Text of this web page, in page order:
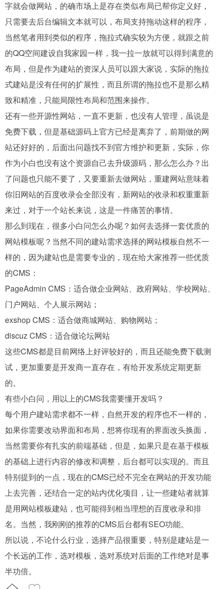
字就会做网站，的确市场上是存在类似布局已帮你定义好，
只需要去后台编辑文本就可以，布局支持拖动这样的程序，
当然笔者用到类似的程序， 拖拉式确实较为方便，就跟之前
的QQ空间建设自我家园一样，我一拉一放就可以得到满意的
布局，但是作为建站的资深人员可以跟大家说，实际的拖拉
式建站是没有任何的扩展性，而且所谓的拖拉也不是那么精
致和精准，只能局限性布局和范围来操作。
还有一些开源性网站，一直不更新，也没有人管理，虽说是
免费下载，但是基础源码上官方已经是离弃了，前期做的网
站还好好的，后面出问题找不到官方维护和更新，实际，你
作为小白也没有这个资源自己去升级源码，那么怎么办？出
了问题也只能不要了，又要重新去做网站，重建网站意味着
你旧网站的百度收录会全部没有，新网站的收录和权重重新
来过，对于一个站长来说，这是一件痛苦的事情。
那么到现在，很多小白问怎么办呢？如何去选择一套优质的
网站模板呢？当然不同的建站需求选择的网站模板自然不一
样的，因为建站也是需要专业的，现在给大家推荐一些优质
的CMS：
PageAdmin CMS：适合做企业网站、政府网站、学校网站、
门户网站、个人展示网站；
exshop CMS：适合做商城网站、购物网站；
discuz CMS：适合做论坛网站
这些CMS都是目前网络上好评较好的，而且还能免费下载测
试，更加重要是开发商一直存在，有给开发系统定期更新
的。
有些小白问，用以上的CMS我需要懂开发吗？
每个用户建站需求都不一样，自然开发的程序也不一样的，
如果你需要改动界面和布局，想将你现有的界面改头换面，
当然需要你有扎实的前端基础，但是，如果只是在基于模板
的基础上进行内容的修改和调整，后台都可以实现的。而且
特别提到的一点，现在的CMS已经不完全在网站的开发功能
上去完善，还结合一定的站内优化项目，让一些建站者就算
是用网站模板建站，也可能得到相当理想的百度收录和排
名。当然，我刚刚的推荐的CMS后台都有SEO功能。
所以说，不论什么行业，选择产品很重要，特别是建站是一
个长远的工作，选对模板，选对系统对后面的工作绝对是事
半功倍。